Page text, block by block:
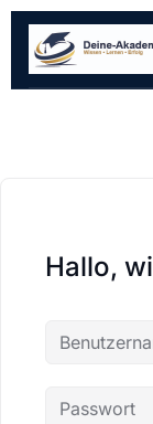
Hallo,